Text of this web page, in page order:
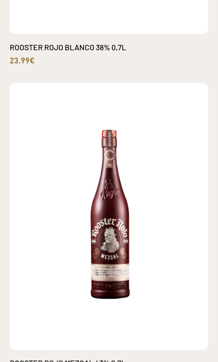
ROOSTER ROJO BLANCO 38% 0,7L
23.99€